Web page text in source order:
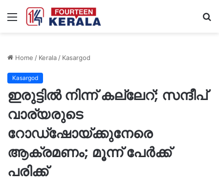
Menu
Home / Kerala/ Kasargod
Kasargod
ഇരുട്ടിൽ നിന്ന് കല്ലേറ്; സന്ദീപ്
വാര്യരുടെ
റോഡ്ഷോയ്ക്കുനേരെ
ആക്രമണം; മൂന്ന് പേർക്ക്
പരിക്ക്